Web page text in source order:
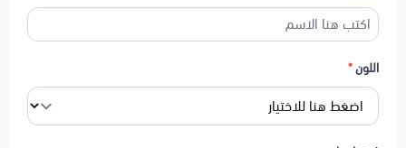
اللون*